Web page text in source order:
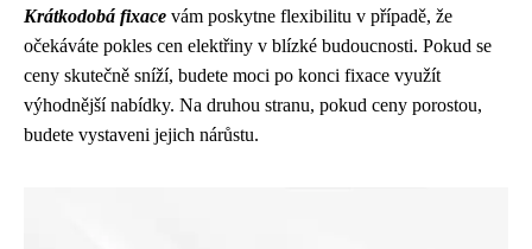
Krátkodobá fixace vám poskytne flexibilitu v případě, že
očekáváte pokles cen elektřiny v blízké budoucnosti. Pokud se
ceny skutečně sníží, budete moci po konci fixace využít
výhodnější nabídky. Na druhou stranu, pokud ceny porostou,
budete vystaveni jejich nárůstu.